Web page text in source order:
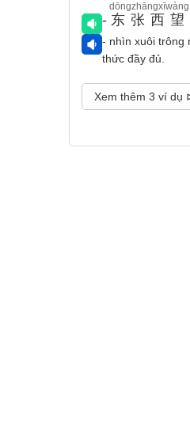
- 东张西望
dōngzhāngxīwàng
- nhìn xuôi trông
thức đầy đủ.
Xem thêm 3 ví dụ